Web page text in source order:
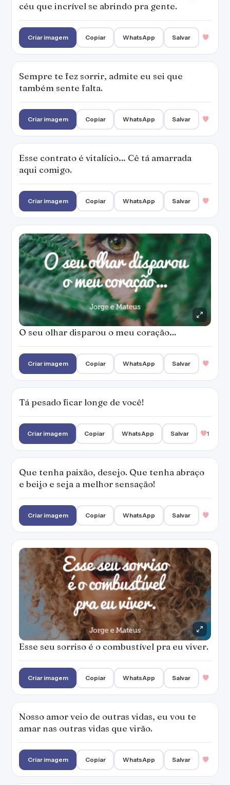
céu que incrível se abrindo pra gente.
Criar imagem Copiar WhatsApp Salvar
Sempre te fez sorrir, admite eu sei que
também sente falta.
Criar imagem Copiar WhatsApp Salvar
Esse contrato é vitalício… Cê tá amarrada
aqui comigo.
Criar imagem Copiar WhatsApp Salvar
O seu olhar disparou o meu coração…
Criar imagem Copiar WhatsApp Salvar
Tá pesado ficar longe de você!
Criar imagem Copiar WhatsApp Salvar 1
Que tenha paixão, desejo. Que tenha abraço
e beijo e seja a melhor sensação!
Criar imagem Copiar WhatsApp Salvar
Esse seu sorriso é o combustível pra eu viver.
Criar imagem Copiar WhatsApp Salvar
Nosso amor veio de outras vidas, eu vou te
amar nas outras vidas que virão.
Criar imagem Copiar WhatsApp Salvar